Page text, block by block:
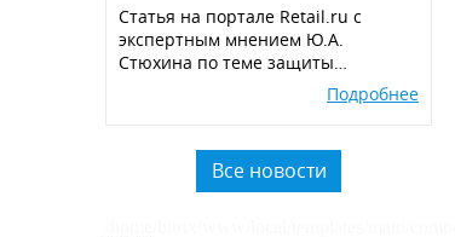
Статья на портале Retail.ru с
экспертным мнением Ю.А.
Стюхина по теме защиты
окружающей среды, производства
пластика.
Подробнее
Все новости